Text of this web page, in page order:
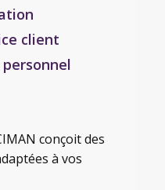
client
conçoit des
à vos